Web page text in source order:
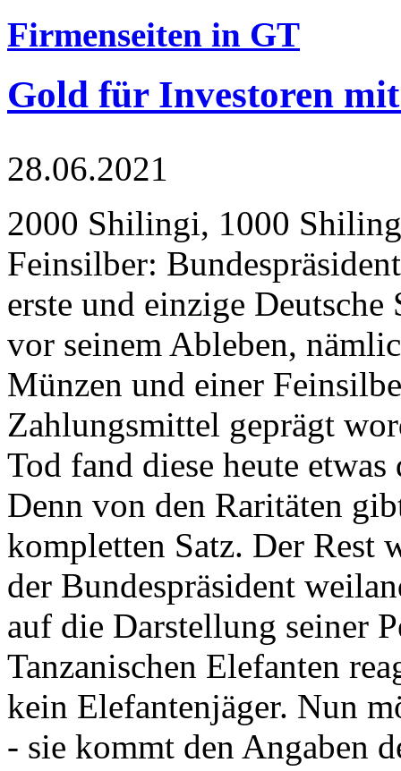
Firmenseiten in GT
Gold für Investoren
28.06.2021
2000 Shilingi, 1000
Feinsilber:
erste und einzige Deutsche
vor seinem Ableben,
Münzen und einer
Zahlungsmittel geprägt
Tod fand diese heute
Denn von den Raritäten
kompletten Satz. Der Rest
der Bundespräsident
auf die Darstellung seiner
Tanzanischen Elefanten
kein Elefantenjäger. Nun
- sie kommt den Angaben